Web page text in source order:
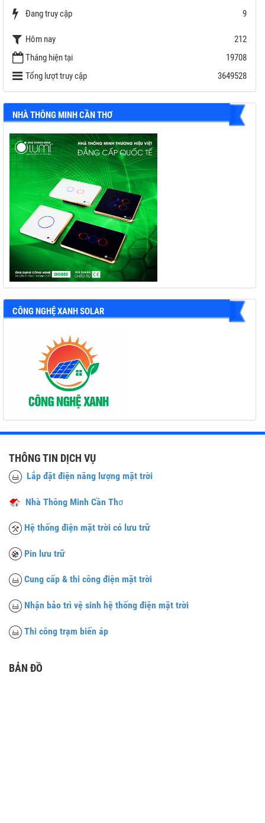
Chế độ: độc lập; bám tải; hòa lưới và lưu trữ
Bảo hành: 5 năm
Thương hiệu: DEYE
Đang truy cập 9
Hôm nay
212
Tháng hiện tại
19708
Tổng lượt truy cập
3649528
NHÀ THÔNG MINH CẦN THƠ
CÔNG NGHỆ XANH SOLAR
THÔNG TIN DỊCH VỤ
Lắp đặt điện năng lượng mặt trời
Nhà Thông Minh Cần Thơ
Hệ thống điện mặt trời có lưu trữ
Pin lưu trữ
Cung cấp & thi công điện mặt trời
Nhận bảo trì vệ sinh hệ thống điện mặt trời
Thi công trạm biến áp
BẢN ĐỒ